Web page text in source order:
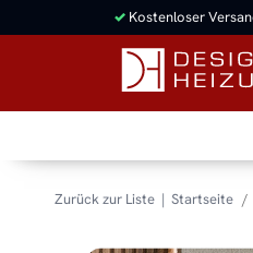
✓ Kostenloser
Zurück zur Liste Startseite